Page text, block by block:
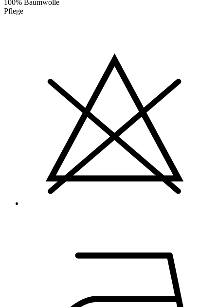
100% Baumwolle
Pflege